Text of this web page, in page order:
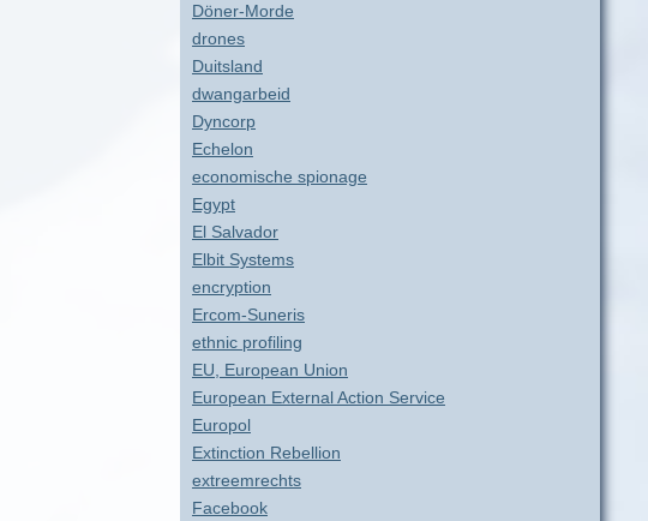
Döner-Morde
drones
Duitsland
dwangarbeid
Dyncorp
Echelon
economische spionage
Egypt
El Salvador
Elbit Systems
encryption
Ercom-Suneris
ethnic profiling
EU, European Union
European External Action Service
Europol
Extinction Rebellion
extreemrechts
Facebook